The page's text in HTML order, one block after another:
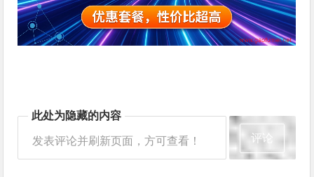
此处为隐藏的内容
发表评论并刷新页面，方可查看！ 评论